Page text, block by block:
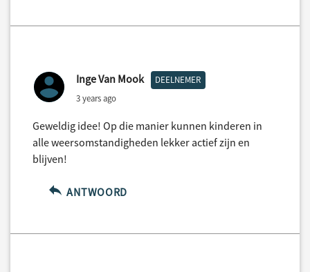
Inge Van Mook DEELNEMER
3 years ago
Geweldig idee! Op die manier kunnen kinderen in
alle weersomstandigheden lekker actief zijn en
blijven!
ANTWOORD